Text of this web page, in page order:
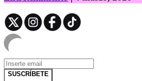
SUSCRÍBETE